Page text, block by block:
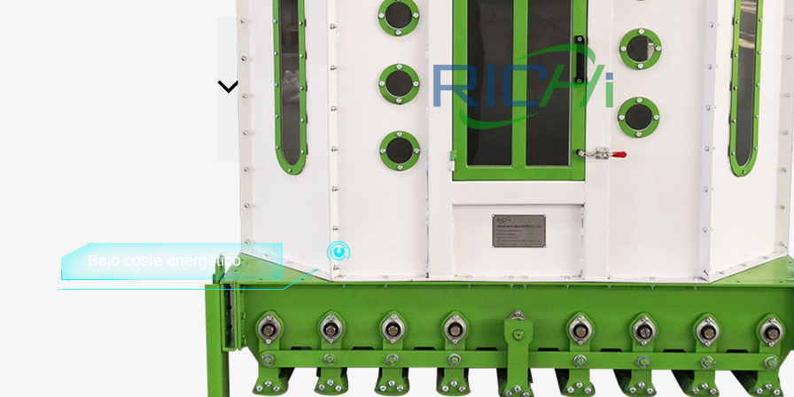
Recambios y accesorios
Planta de piensos
Planta de pellets de
biomasa
Planta de pellets
piensos acuáticos
Noticias Preguntas frecuentes
Póngase en contacto con
nosotros
Quiénes somos
Bajo coste energético